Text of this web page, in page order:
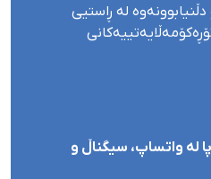
لە ڕاستیی
لە واتساپ، سیگناڵ و